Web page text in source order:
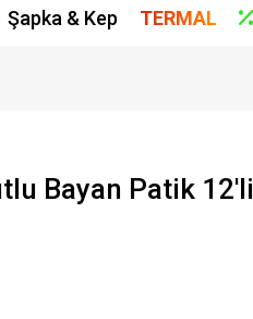
Şapka & Kep TERMAL
Bayan Patik 12'li